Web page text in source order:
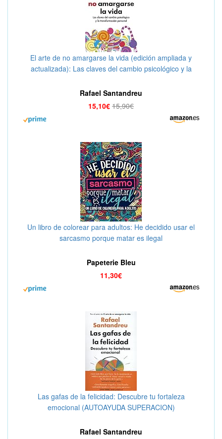
El arte de no amargarse la vida (edición ampliada y
actualizada): Las claves del cambio psicológico y la
Rafael Santandreu
15,10€ 15,90€
Un libro de colorear para adultos: He decidido usar el
sarcasmo porque matar es ilegal
Papeterie Bleu
11,30€
Las gafas de la felicidad: Descubre tu fortaleza
emocional (AUTOAYUDA SUPERACION)
Rafael Santandreu